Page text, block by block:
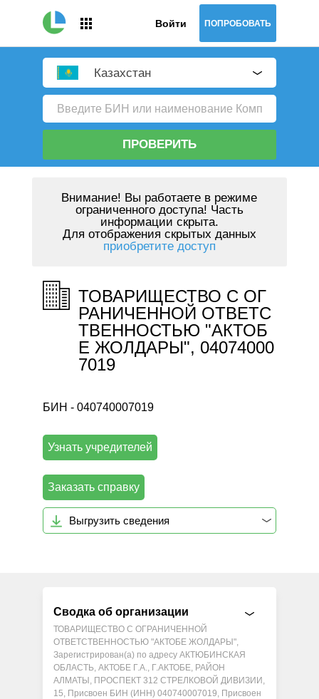
Войти ПОПРОБОВАТЬ
Казахстан
ПРОВЕРИТЬ
Внимание! Вы работаете в режиме
ограниченного доступа! Часть
информации скрыта.
Для отображения скрытых данных
приобретите доступ
ТОВАРИЩЕСТВО С ОГ
РАНИЧЕННОЙ ОТВЕТС
ТВЕННОСТЬЮ "АКТОБ
Е ЖОЛДАРЫ", 04074000
7019
БИН - 040740007019
Узнать учредителей
Заказать справку
Выгрузить сведения
Сводка об организации
ТОВАРИЩЕСТВО С ОГРАНИЧЕННОЙ
ОТВЕТСТВЕННОСТЬЮ "АКТОБЕ ЖОЛДАРЫ",
Зарегистрирован(а) по адресу АКТЮБИНСКАЯ
ОБЛАСТЬ, АКТОБЕ Г.А., Г.АКТОБЕ, РАЙОН
АЛМАТЫ, ПРОСПЕКТ 312 СТРЕЛКОВОЙ ДИВИЗИИ,
15, Присвоен БИН (ИНН) 040740007019, Присвоен